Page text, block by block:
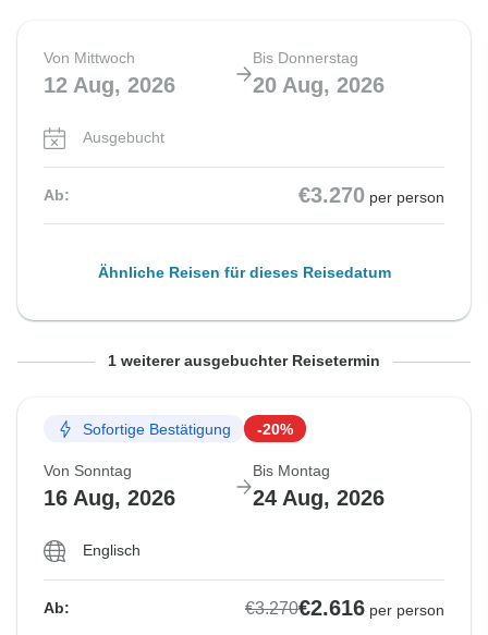
Von Mittwoch
12 Aug, 2026
Bis Donnerstag
20 Aug, 2026
Ausgebucht
Ab: €3.270 per person
Ähnliche Reisen für dieses Reisedatum
Von Freitag Bis Samstag
Ausgebucht
€3.270
1 weiterer ausgebuchter Reisetermin
Sofortige Bestätigung -20%
Von Sonntag
16 Aug, 2026
Bis Montag
24 Aug, 2026
Englisch
Ab: €3.270€2.616 per person